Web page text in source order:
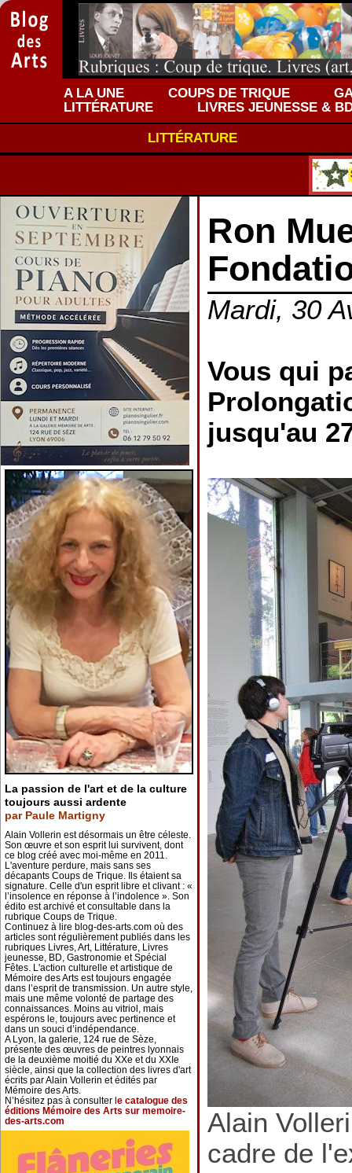
A LA UNE COUPS DE TRIQUE
LITTÉRATURE
LIVRES JEUNESSE &
LITTÉRATURE
La passion de l'art et de la culture
toujours aussi ardente
par Paule Martigny
Alain Vollerin est désormais un être céleste.
Son œuvre et son esprit lui survivent, dont
ce blog créé avec moi-même en 2011.
L'aventure perdure, mais sans ses
décapants Coups de Trique. Ils étaient sa
signature. Celle d'un esprit libre et clivant : «
l’insolence en réponse à l’indolence ». Son
édito est archivé et consultable dans la
rubrique Coups de Trique.
Continuez à lire blog-des-arts.com où des
articles sont régulièrement publiés dans les
rubriques Livres, Art, Littérature, Livres
jeunesse, BD, Gastronomie et Spécial
Fêtes. L'action culturelle et artistique de
Mémoire des Arts est toujours engagée
dans l’esprit de transmission. Un autre style,
mais une même volonté de partage des
connaissances. Moins au vitriol, mais
espérons le, toujours avec pertinence et
dans un souci d’indépendance.
A Lyon, la galerie, 124 rue de Sèze,
présente des œuvres de peintres lyonnais
de la deuxième moitié du XXe et du XXIe
siècle, ainsi que la collection des livres d'art
écrits par Alain Vollerin et édités par
Mémoire des Arts.
N’hésitez pas à consulter l e catalogue des
éditions Mémoire des Arts sur memoire-
des-arts.com
Ron
Mardi, 30
Vous qui
jusqu'au
Alain
cadre de